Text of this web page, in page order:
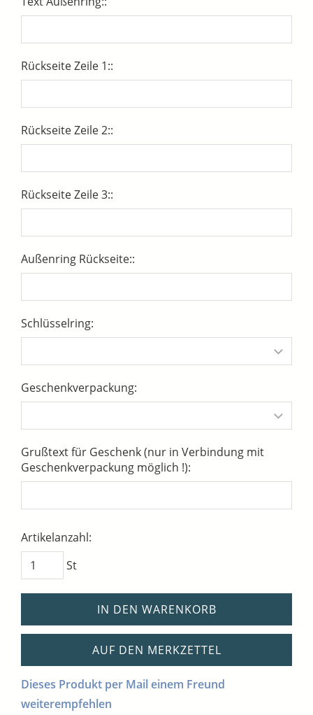
Rückseite Zeile 1::
Rückseite Zeile 2::
Rückseite Zeile 3::
Außenring Rückseite::
Schlüsselring:
Geschenkverpackung:
Grußtext für Geschenk (nur in Verbindung mit
Geschenkverpackung möglich !):
Artikelanzahl:
St
IN DEN WARENKORB
AUF DEN MERKZETTEL
Dieses Produkt per Mail einem Freund
weiterempfehlen